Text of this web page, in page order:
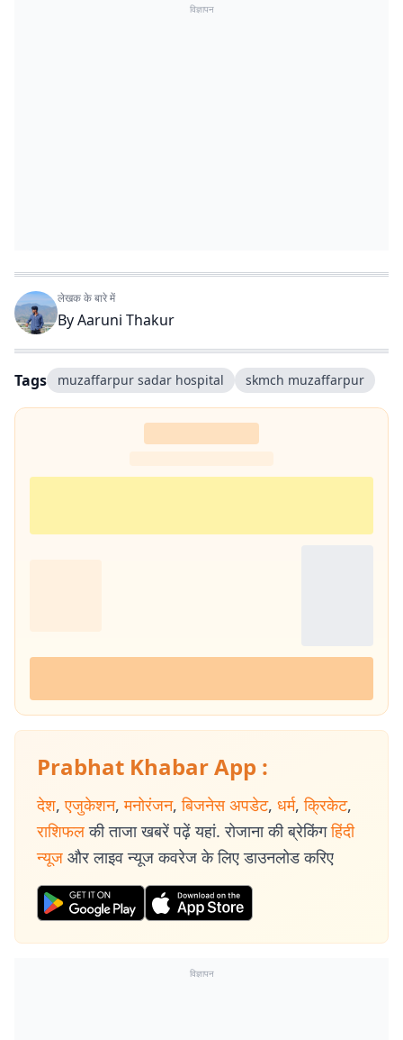
विज्ञापन
लेखक के बारे में
ByAaruni Thakur
Tags muzaffarpur sadar hospital skmch muzaffarpur
Prabhat Khabar App :
देश, एजुकेशन, मनोरंजन, बिजनेस अपडेट, धर्म, क्रिकेट,
राशिफल की ताजा खबरें पढ़ें यहां. रोजाना की ब्रेकिंग हिंदी
न्यूज और लाइव न्यूज कवरेज के लिए डाउनलोड करिए
विज्ञापन